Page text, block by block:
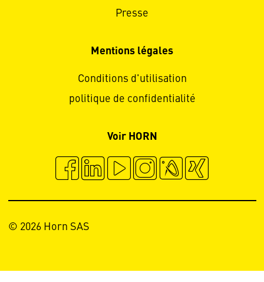
Presse
Mentions légales
Conditions d'utilisation
politique de confidentialité
Voir HORN
© 2026 Horn SAS